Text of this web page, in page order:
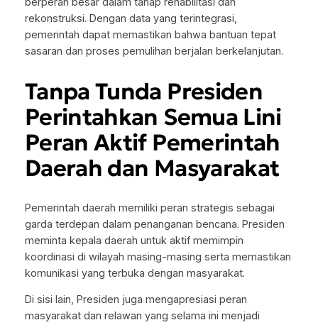
rekonstruksi. Dengan data yang terintegrasi,
pemerintah dapat memastikan bahwa bantuan tepat
sasaran dan proses pemulihan berjalan berkelanjutan.
Tanpa Tunda Presiden
Perintahkan Semua Lini
Peran Aktif Pemerintah
Daerah dan Masyarakat
Pemerintah daerah memiliki peran strategis sebagai
garda terdepan dalam penanganan bencana. Presiden
meminta kepala daerah untuk aktif memimpin
koordinasi di wilayah masing-masing serta memastikan
komunikasi yang terbuka dengan masyarakat.
Di sisi lain, Presiden juga mengapresiasi peran
masyarakat dan relawan yang selama ini menjadi